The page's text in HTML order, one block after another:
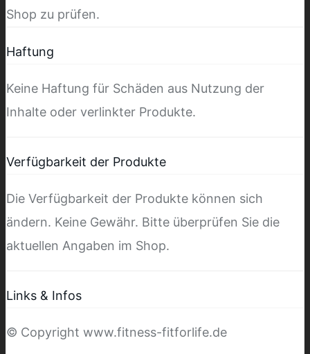
Shop zu prüfen.
Haftung
Keine Haftung für Schäden aus Nutzung der
Inhalte oder verlinkter Produkte.
Verfügbarkeit der Produkte
Die Verfügbarkeit der Produkte können sich
ändern. Keine Gewähr. Bitte überprüfen Sie die
aktuellen Angaben im Shop.
Links & Infos
© Copyright www.fitness-fitforlife.de